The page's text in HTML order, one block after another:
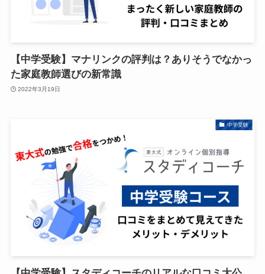
【中学受験】マナリンクの評判は？ありそうでなかっ
た家庭教師選びの新常識
2022年3月19日
中学受験